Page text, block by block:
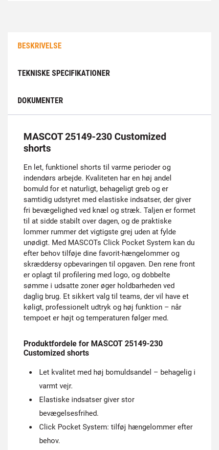
BESKRIVELSE
TEKNISKE SPECIFIKATIONER
DOKUMENTER
MASCOT 25149-230 Customized
shorts
En let, funktionel shorts til varme perioder og
indendørs arbejde. Kvaliteten har en høj andel
bomuld for et naturligt, behageligt greb og er
samtidig udstyret med elastiske indsatser, der giver
fri bevægelighed ved knæl og stræk. Taljen er formet
til at sidde stabilt over dagen, og de praktiske
lommer rummer det vigtigste grej uden at fylde
unødigt. Med MASCOTs Click Pocket System kan du
efter behov tilføje dine favorit-hængelommer og
skræddersy opbevaringen til opgaven. Den rene front
er oplagt til profilering med logo, og dobbelte
sømme i udsatte zoner øger holdbarheden ved
daglig brug. Et sikkert valg til teams, der vil have et
køligt, professionelt udtryk og høj funktion – når
tempoet er højt og temperaturen følger med.
Produktfordele for MASCOT 25149-230
Customized shorts
Let kvalitet med høj bomuldsandel – behagelig i
varmt vejr.
Elastiske indsatser giver stor
bevægelsesfrihed.
Click Pocket System: tilføj hængelommer efter
behov.